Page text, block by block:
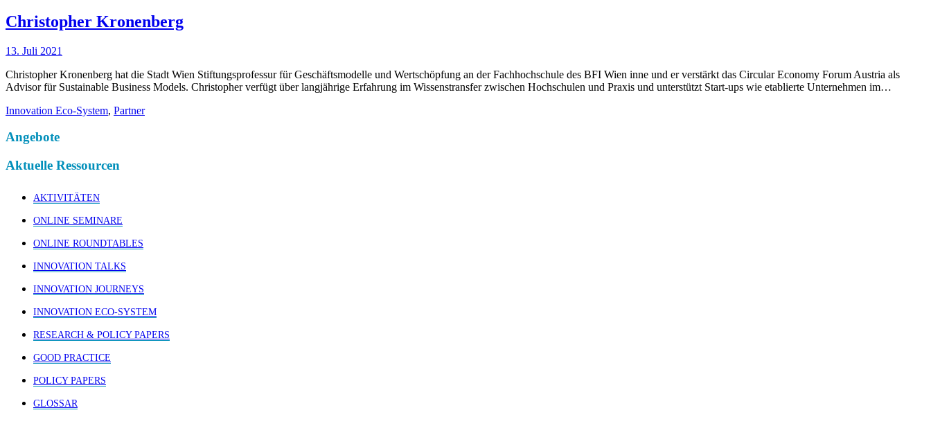
Christopher Kronenberg
13. Juli 2021
Christopher Kronenberg hat die Stadt Wien Stiftungsprofessur für Geschäftsmodelle und Wertschöpfung an der Fachhochschule des BFI Wien inne und er verstärkt das Circular Economy Forum Austria als
Advisor für Sustainable Business Models. Christopher verfügt über langjährige Erfahrung im Wissenstransfer zwischen Hochschulen und Praxis und unterstützt Start-ups wie etablierte Unternehmen im…
Innovation Eco-System, Partner
Angebote
Aktuelle Ressourcen
AKTIVITÄTEN
ONLINE SEMINARE
ONLINE ROUNDTABLES
INNOVATION TALKS
INNOVATION JOURNEYS
INNOVATION ECO-SYSTEM
RESEARCH & POLICY PAPERS
GOOD PRACTICE
POLICY PAPERS
GLOSSAR